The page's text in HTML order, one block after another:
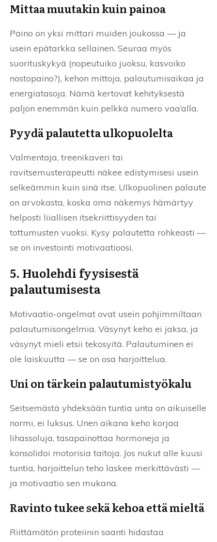
Mittaa muutakin kuin painoa
Paino on yksi mittari muiden joukossa — ja
usein epätarkka sellainen. Seuraa myös
suorituskykyä (nopeutuiko juoksu, kasvoiko
nostopaino?), kehon mittoja, palautumisaikaa ja
energiatasoja. Nämä kertovat kehityksestä
paljon enemmän kuin pelkkä numero vaa’alla.
Pyydä palautetta ulkopuolelta
Valmentaja, treenikaveri tai
ravitsemusterapeutti näkee edistymisesi usein
selkeämmin kuin sinä itse. Ulkopuolinen palaute
on arvokasta, koska oma näkemys hämärtyy
helposti liiallisen itsekriittisyyden tai
tottumusten vuoksi. Kysy palautetta rohkeasti —
se on investointi motivaatioosi.
5. Huolehdi fyysisestä
palautumisesta
Motivaatio-ongelmat ovat usein pohjimmiltaan
palautumisongelmia. Väsynyt keho ei jaksa, ja
väsynyt mieli etsii tekosyitä. Palautuminen ei
ole laiskuutta — se on osa harjoittelua.
Uni on tärkein palautumistyökalu
Seitsemästä yhdeksään tuntia unta on aikuiselle
normi, ei luksus. Unen aikana keho korjaa
lihassoluja, tasapainottaa hormoneja ja
konsolidoi motorisia taitoja. Jos nukut alle kuusi
tuntia, harjoittelun teho laskee merkittävästi —
ja motivaatio sen mukana.
Ravinto tukee sekä kehoa että mieltä
Riittämätön proteiinin saanti hidastaa